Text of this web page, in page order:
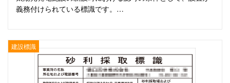
義務付けられている標識です。…
建設標識